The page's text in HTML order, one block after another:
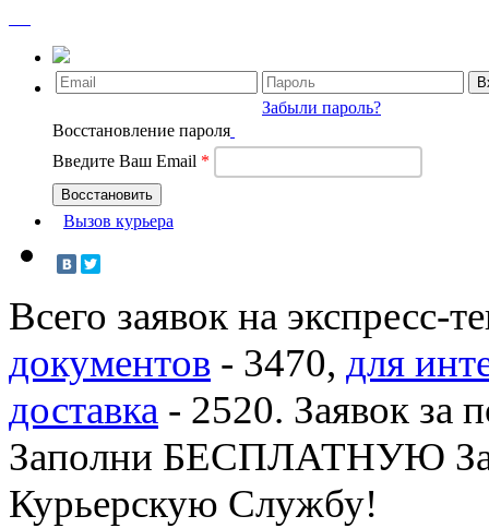
Забыли пароль?
Восстановление пароля
Введите Ваш Email *
Вызов курьера
Всего заявок на экспресс-
документов - 3470, для
доставка - 2520. Заявок за
Заполни БЕСПЛАТНУЮ
Курьерскую Службу!